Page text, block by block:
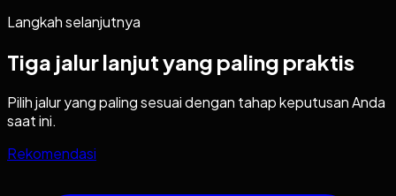
Langkah selanjutnya
Tiga jalur lanjut yang paling praktis
Pilih jalur yang paling sesuai dengan tahap keputusan Anda
saat ini.
Rekomendasi